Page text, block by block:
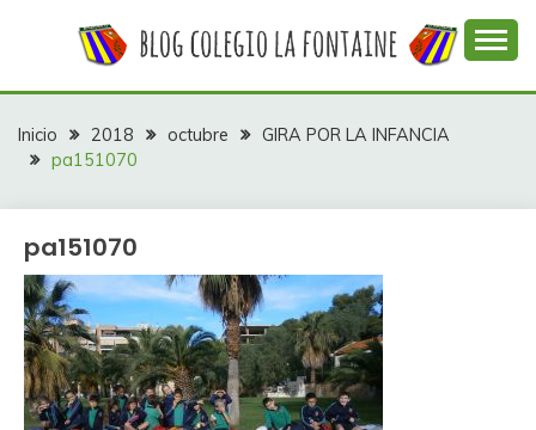
COLEGIO LA
FONTAINE
colegio La Fontaine
Inicio 2018 octubre
GIRA POR LA INFANCIA
pa151070
pa151070